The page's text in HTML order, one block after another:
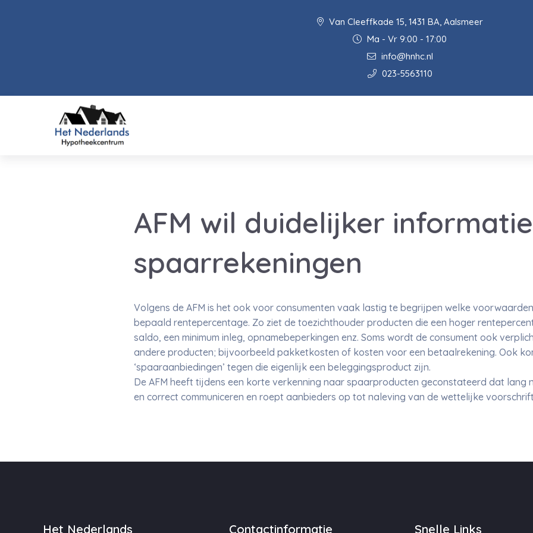
Van Cleeffkade 15, 1431 BA, Aalsmeer
Ma - Vr 9:00 - 17:00
info@hnhc.nl
023-5563110
AFM wil duidelijker
spaarrekeningen
Volgens de AFM is het ook voor consumenten vaak lastig te begrijpen welke
bepaald rentepercentage. Zo ziet de toezichthouder producten die een hoger
saldo, een minimum inleg, opnamebeperkingen enz. Soms wordt de consument ook
andere producten; bijvoorbeeld pakketkosten of kosten voor een betaalrekening. Ook
‘spaaraanbiedingen’ tegen die eigenlijk een beleggingsproduct zijn.
De AFM heeft tijdens een korte verkenning naar spaarproducten geconstateerd dat lang
en correct communiceren en roept aanbieders op tot naleving van de wettelijke
Het Nederlands Contactinformatie Snelle Links